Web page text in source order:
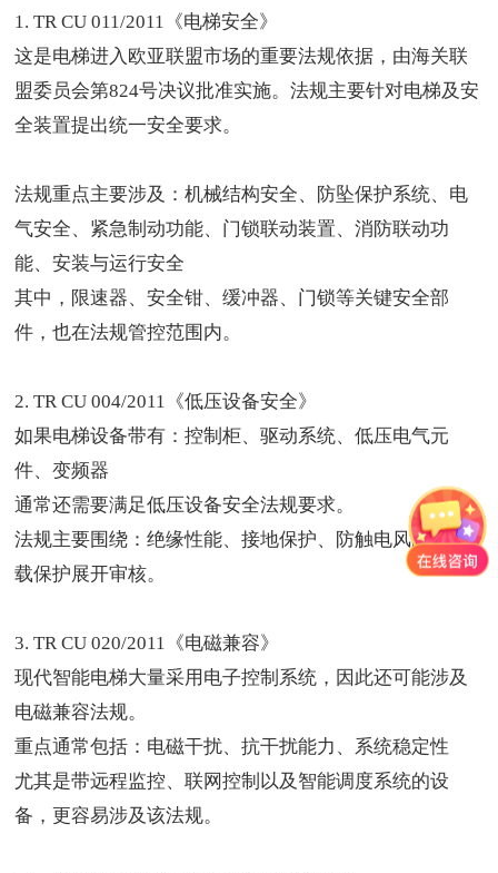
1. TR CU 011/2011《电梯安全》
这是电梯进入欧亚联盟市场的重要法规依据，由海关联
盟委员会第824号决议批准实施。法规主要针对电梯及安
全装置提出统一安全要求。
法规重点主要涉及：机械结构安全、防坠保护系统、电
气安全、紧急制动功能、门锁联动装置、消防联动功
能、安装与运行安全
其中，限速器、安全钳、缓冲器、门锁等关键安全部
件，也在法规管控范围内。
2. TR CU 004/2011《低压设备安全》
如果电梯设备带有：控制柜、驱动系统、低压电气元
件、变频器
通常还需要满足低压设备安全法规要求。
法规主要围绕：绝缘性能、接地保护、防触电风险、过
载保护展开审核。
3. TR CU 020/2011《电磁兼容》
现代智能电梯大量采用电子控制系统，因此还可能涉及
电磁兼容法规。
重点通常包括：电磁干扰、抗干扰能力、系统稳定性
尤其是带远程监控、联网控制以及智能调度系统的设
备，更容易涉及该法规。